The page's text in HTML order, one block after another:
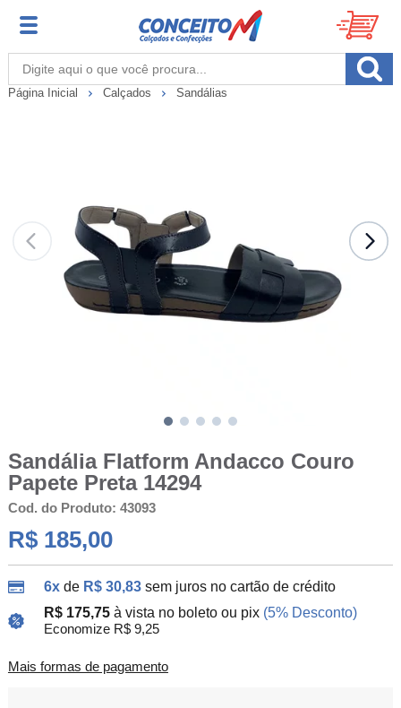
Página Inicial Calçados Sandálias
Sandália Flatform Andacco Couro
Papete Preta 14294
Cod. do Produto: 43093
R$ 185,00
6xde R$ 30,83 sem juros no cartão de crédito
R$ 175,75 à vista no boleto ou pix (5% Desconto)
Economize R$ 9,25
Mais formas de pagamento